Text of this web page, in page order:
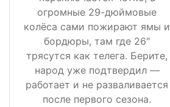
огромные 29-дюймовые
колёса сами пожирают ямы и
бордюры, там где 26"
трясутся как телега. Берите,
народ уже подтвердил —
работает и не разваливается
после первого сезона.